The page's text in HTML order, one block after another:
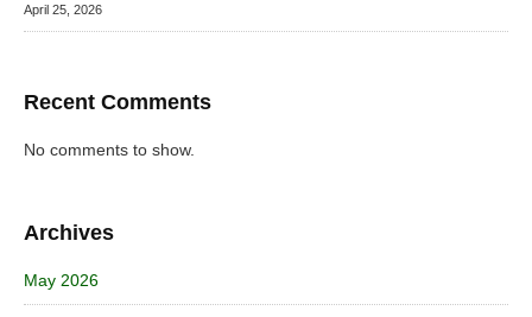
April 25, 2026
Recent Comments
No comments to show.
Archives
May 2026